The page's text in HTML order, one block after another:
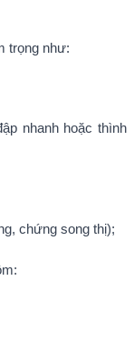
trọng như:
nhanh hoặc thình
chứng song thị);